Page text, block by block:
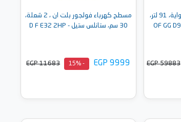
فرن غاز بلت ان فولجور، بشواية، 91 لتر،
EGP 59883
مسطح كهرباء فولجور بلت ان ، 2 شعلة،
30 سم، ستانلس ستيل - D F E32 2HP
EGP 9999
- 15%
EGP 11683